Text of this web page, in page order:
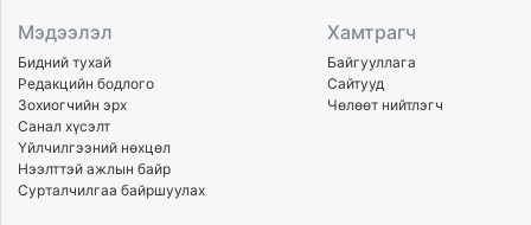
Мэдээлэл
Бидний тухай
Редакцийн бодлого
Зохиогчийн эрх
Санал хүсэлт
Үйлчилгээний нөхцөл
Нээлттэй ажлын байр
Сурталчилгаа байршуулах
Хамтрагч
Байгууллага
Сайтууд
Чөлөөт нийтлэгч